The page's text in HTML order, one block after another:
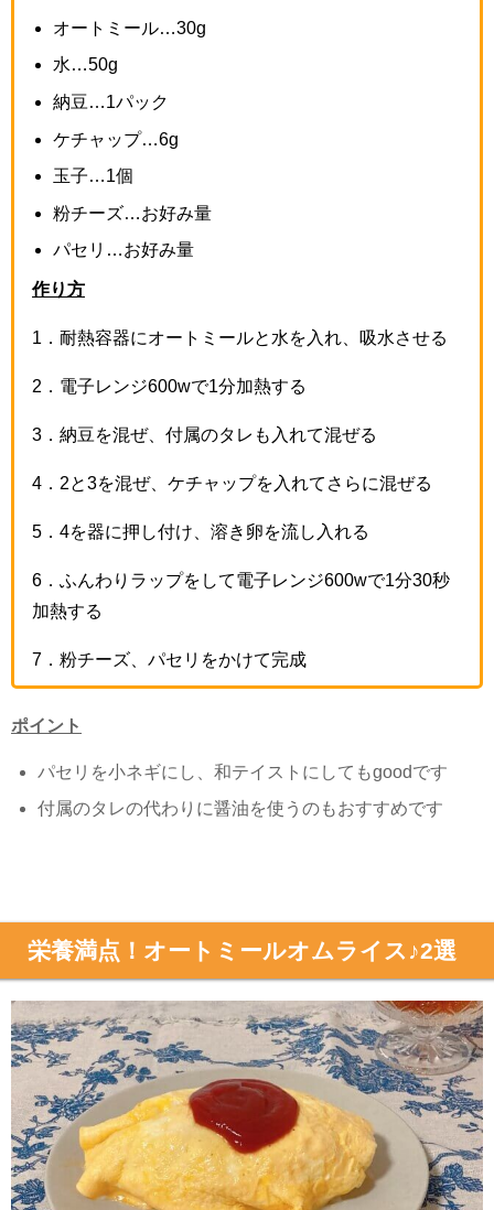
オートミール…30g
水…50g
納豆… 1 パック
ケチャップ…6g
玉子…1個
粉チーズ…お好み量
パセリ…お好み量
作り方
1 ．耐熱容器にオートミールと水を入れ、吸水させる
2 ．電子レンジ600wで1 分加熱する
3 ．納豆を混ぜ、付属のタレも入れて混ぜる
4 2 と3を混ぜ、ケチャップを入れてさらに混ぜる
5 4を器に押し付け、溶き卵を流し入れる
6 ．ふんわりラップをして電子レンジ600wで1 分30秒
加熱する
7 ．粉チーズ、パセリをかけて完成
ポイント
パセリを小ネギにし、和テイストにしてもgoodです
付属のタレの代わりに醤油を使うのもおすすめです
栄養満点！オートミールオムライス♪2選